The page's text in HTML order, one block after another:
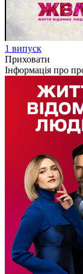
1 випуск
Приховати
Інформація про